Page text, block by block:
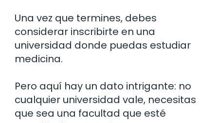
Una vez que termines, debes
considerar inscribirte en una
universidad donde puedas estudiar
medicina.
Pero aquí hay un dato intrigante: no
cualquier universidad vale, necesitas
que sea una facultad que esté